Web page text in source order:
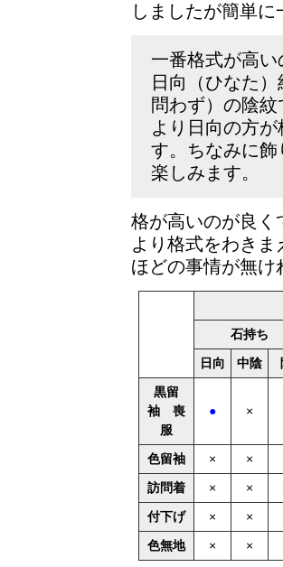
しましたが簡単
一番格式が高
日向（ひなた
問わず）の陰
より日向の方
す。ちなみに
楽しみます。
格が高いのが良く
より格式をわき
ほどの事情が無
石持ち
日向
中陰
黒留
袖 喪
服
● ×
色留袖 ×
×
訪問着
×
×
付下げ
×
×
色無地
× ×